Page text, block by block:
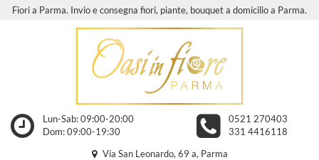
Fiori a Parma. Invio e consegna fiori, piante, bouquet a domicilio a Parma.
Lun-Sab: 09:00-20:00
Dom: 09:00-19:30
0521 270403
331 4416118
Via San Leonardo, 69 a, Parma